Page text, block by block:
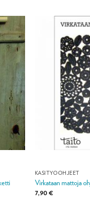
KÄSITYÖOHJEET
Virkataan mattoja
7,90€